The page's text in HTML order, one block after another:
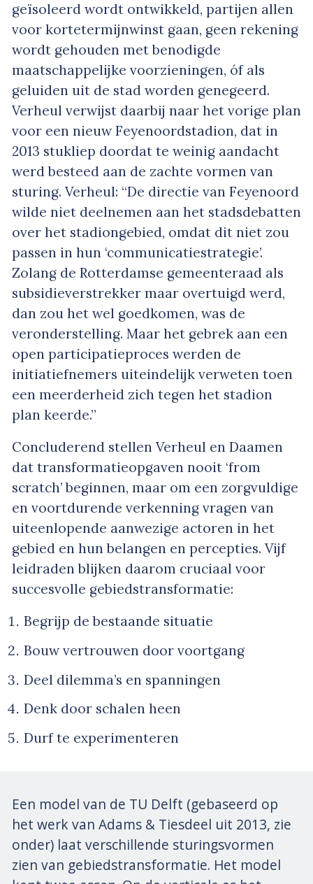
geïsoleerd wordt ontwikkeld, partijen allen
voor kortetermijnwinst gaan, geen rekening
wordt gehouden met benodigde
maatschappelijke voorzieningen, óf als
geluiden uit de stad worden genegeerd.
Verheul verwijst daarbij naar het vorige plan
voor een nieuw Feyenoordstadion, dat in
2013 stukliep doordat te weinig aandacht
werd besteed aan de zachte vormen van
sturing. Verheul: “De directie van Feyenoord
wilde niet deelnemen aan het stadsdebatten
over het stadiongebied, omdat dit niet zou
passen in hun ‘communicatiestrategie’.
Zolang de Rotterdamse gemeenteraad als
subsidieverstrekker maar overtuigd werd,
dan zou het wel goedkomen, was de
veronderstelling. Maar het gebrek aan een
open participatieproces werden de
initiatiefnemers uiteindelijk verweten toen
een meerderheid zich tegen het stadion
plan keerde.”
Concluderend stellen Verheul en Daamen
dat transformatieopgaven nooit ‘from
scratch’ beginnen, maar om een zorgvuldige
en voortdurende verkenning vragen van
uiteenlopende aanwezige actoren in het
gebied en hun belangen en percepties. Vijf
leidraden blijken daarom cruciaal voor
succesvolle gebiedstransformatie:
Begrijp de bestaande situatie
Bouw vertrouwen door voortgang
Deel dilemma’s en spanningen
Denk door schalen heen
Durf te experimenteren
Een model van de TU Delft (gebaseerd op
het werk van Adams & Tiesdeel uit 2013, zie
onder) laat verschillende sturingsvormen
zien van gebiedstransformatie. Het model